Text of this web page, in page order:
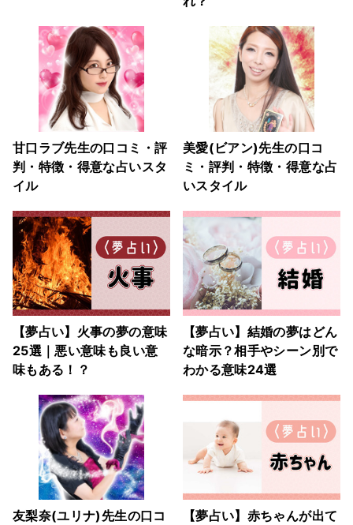
甘口ラブ先生の口コミ・評
判・特徴・得意な占いスタ
イル
美愛(ビアン)先生の口コ
ミ・評判・特徴・得意な占
いスタイル
【夢占い】火事の夢の意味
25選｜悪い意味も良い意
味もある！？
【夢占い】結婚の夢はどん
な暗示？相手やシーン別で
わかる意味24選
友梨奈(ユリナ)先生の口コ
【夢占い】赤ちゃんが出て